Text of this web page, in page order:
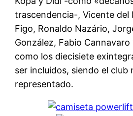
trascendencia-, Vicente del
Figo, Ronaldo Nazário,
González, Fabio
como los diecisiete
ser incluidos, siendo el club
representado.